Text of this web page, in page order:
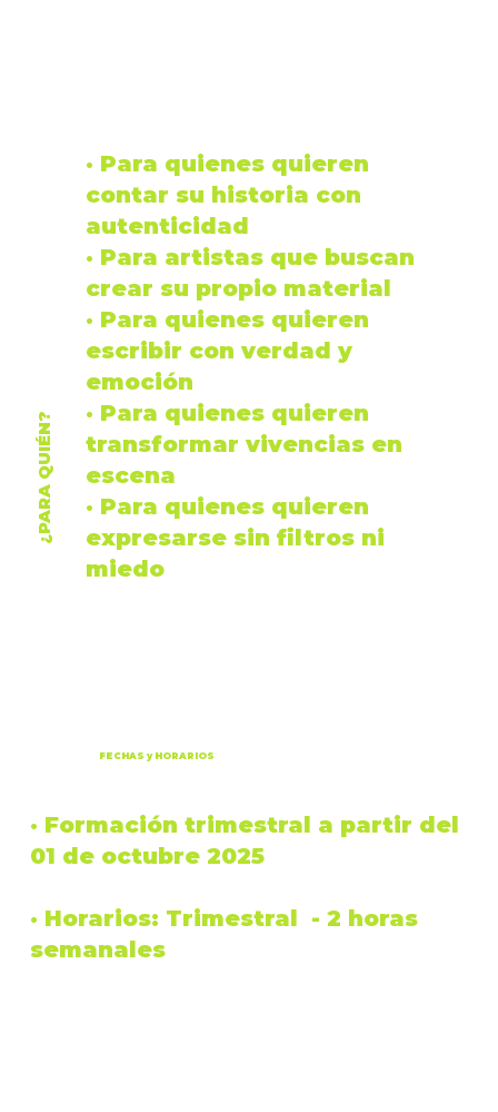
· Formación trimestral a partir del
01 de octubre 2025
· Horarios: Trimestral - 2 horas
semanales
FECHAS y HORARIOS
¿PARA QUIÉN?
· Para quienes quieren
contar su historia con
autenticidad
· Para artistas que buscan
crear su propio material
· Para quienes quieren
escribir con verdad y
emoción
· Para quienes quieren
transformar vivencias en
escena
· Para quienes quieren
expresarse sin filtros ni
miedo